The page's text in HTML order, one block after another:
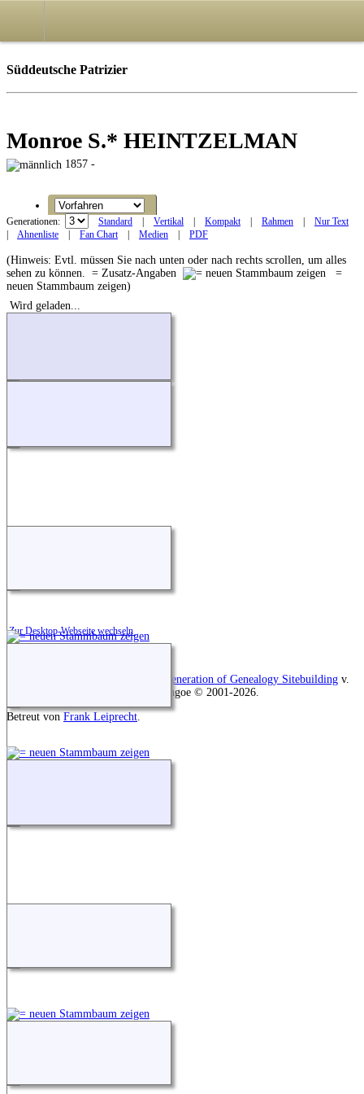
Süddeutsche Patrizier
Monroe S.* HEINTZELMAN
1857 -
Generationen: Standard | Vertikal | Kompakt | Rahmen | Nur Text
| Ahnenliste | Fan Chart | Medien | PDF
(Hinweis: Evtl. müssen Sie nach unten oder nach rechts scrollen, um alles
sehen zu können.
= Zusatz-Angaben
=
neuen Stammbaum zeigen)
Wird geladen...
Zur Desktop-Webseite wechseln
The Next Generation of Genealogy Sitebuilding v.
12.1, programmiert von Darrin Lythgoe © 2001-2026.
Betreut vonFrank Leiprecht.